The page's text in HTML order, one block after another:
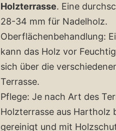
Holzterrasse. Eine
28-34 mm für Nadelholz.
Oberflächenbehandlung:
kann das Holz vor
sich über die
Terrasse.
Pflege: Je nach Art des
Holzterrasse aus Hartholz
gereinigt und mit